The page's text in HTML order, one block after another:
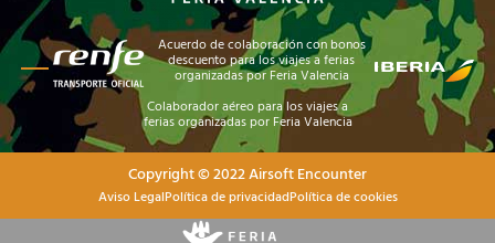
Acuerdo de colaboración con bonos
descuento para los viajes a ferias
organizadas por Feria Valencia
Colaborador aéreo para los viajes a
ferias organizadas por Feria Valencia
Copyright © 2022 Airsoft Encounter
Aviso LegalPolítica de privacidadPolítica de cookies